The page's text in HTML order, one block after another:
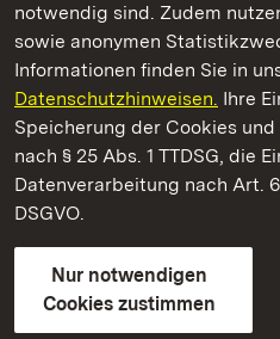
notwendig sind. Zudem
sowie anonymen
Informationen finden Sie in
Datenschutzhinweisen. Ihre
Speicherung der Cookies
nach § 25 Abs. 1 TTDSG, die
Datenverarbeitung nach Art.
DSGVO.
Nur notwendigen
Cookies zustimmen
Residenzschloss Mergentheim
Staatliche Schlösser und
Kontakt
GebärdenspracheLeichte
Erklärung zur Barrierefreiheit
BITV-konform (geprüfte Seiten)